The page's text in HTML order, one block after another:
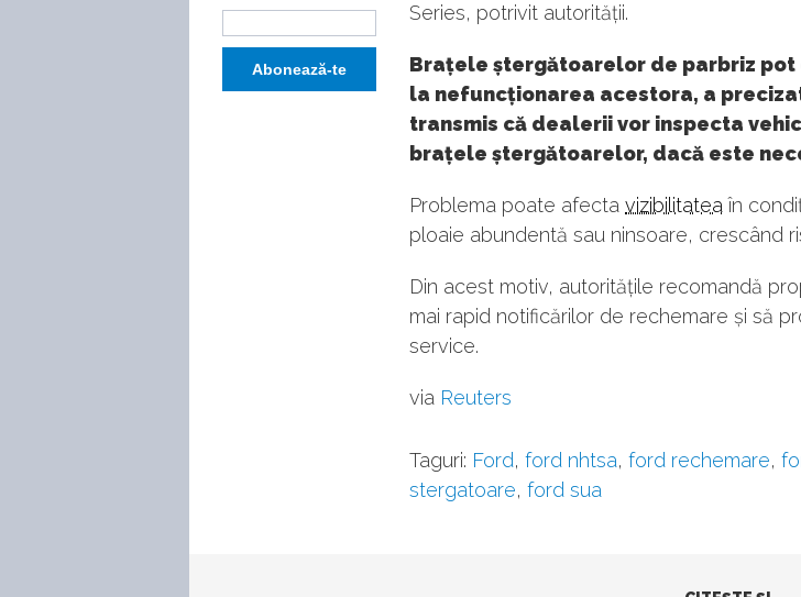
Series, potrivit autorității.
Brațele ștergătoarelor de parbriz pot
la nefuncționarea acestora, a
transmis că dealerii vor inspecta
brațele ștergătoarelor, dacă este
Problema poate afecta vizibilitatea în
ploaie abundentă sau ninsoare, crescând
Din acest motiv, autoritățile recomandă
mai rapid notificărilor de rechemare și să
service.
via Reuters
Taguri: Ford, ford nhtsa, ford rechemare,
stergatoare, ford sua